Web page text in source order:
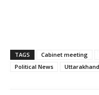
TAGS Cabinet meeting
Political News
Uttarakhand